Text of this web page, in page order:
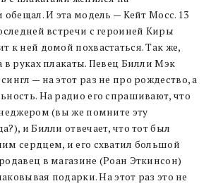
обещал. И эта модель — Кейт Мосс. 13
встречи с героиней Киры
к ней домой похвастаться. Так же,
в руках плакаты. Певец Билли Мэк
— на этот раз не про рождество, а
На радио его спрашивают, что
(вы же помните эту
и Билли отвечает, что тот был
сердцем, и его схватил большой
в магазине (Роан Эткинсон)
подарки. На этот раз это не